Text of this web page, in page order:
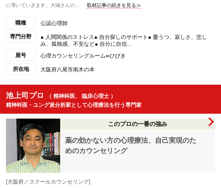
に導いていきます。大城さんの...
取材記事の続きを見る≫
職種 公認心理師
専門分野
● 人間関係のストレス● 自分探しのサポート● 憂うつ、寂しさ、悲し
み、孤独感、不安など● 自分に自信...
屋号
心理カウンセリングルーム∞ひびき
所在地 大阪府八尾市南木の本
池上司プロ
（ 精神科医、 臨床心理士 ）
精神科医・ユング派分析家として心理療法を行う専門家
このプロの一番の強み
薬の効かない方の心理療法、自己実現のた
めのカウンセリング
[大阪府／スクールカウンセリング]